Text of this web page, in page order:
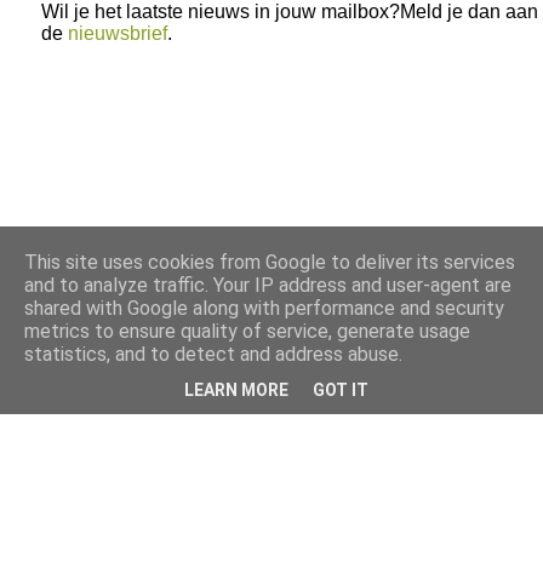
Wil je het laatste nieuws in jouw mailbox?Meld je dan aan
de nieuwsbrief.
This site uses cookies from Google to deliver its services
and to analyze traffic. Your IP address and user-agent are
shared with Google along with performance and security
metrics to ensure quality of service, generate usage
statistics, and to detect and address abuse.
LEARN MORE GOT IT